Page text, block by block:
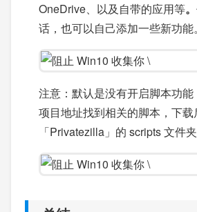
OneDrive、以及自带的应用等。
话，也可以自己添加一些新功能。
注意：默认是没有开启脚本功
项目地址找到相关的脚本，下载
「Privatezilla」的 scripts 文件夹